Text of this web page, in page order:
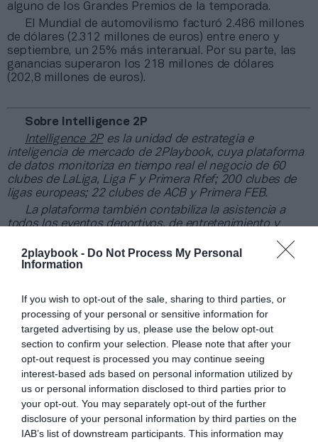
2playbook - Do Not Process My Personal
Information
If you wish to opt-out of the sale, sharing to third parties, or
processing of your personal or sensitive information for
targeted advertising by us, please use the below opt-out
section to confirm your selection. Please note that after your
opt-out request is processed you may continue seeing
interest-based ads based on personal information utilized by
us or personal information disclosed to third parties prior to
your opt-out. You may separately opt-out of the further
disclosure of your personal information by third parties on the
IAB’s list of downstream participants. This information may
alguno de los Grandes Premios de la temporada.
El Mundial de automovilismo facturó 2.486 millones
de dólares (2.312 millones de euros) entre enero y
septiembre, un 25% más interanual. Por su parte, las
ganancias superaron los 218 millones de dólares
(202,8 millones de euros).
Sobre Intelligence 2P
Intelligence 2Pes la unidad de estrategia e
inteligencia de mercado de 2Playbook, cuya plataforma
de datos monitoriza en tiempo real el negocio de 60
clubes de LaLiga, Liga F y Primera Rfef; 200 clubes de
ligas europeas; 22 clubes de ACB y Primera FEB.
La plataforma también contabiliza la asistencia a
todos los eventos deportivos, de entretenimiento y
de patrocinio en el mercado español y otros 7.000
contratos de las ligas europeas y norteamericanas de
valor económico aproximado de cada acuerdo. Si
quieres más información, contacta con nosotros a
través de intelligence@2playbook.com.
Añadir2Playbookcomo fuente preferida de Google
de forma gratuita
Mantente informado con las últimas noticias de actualidad.
ACTIVAR AHORA